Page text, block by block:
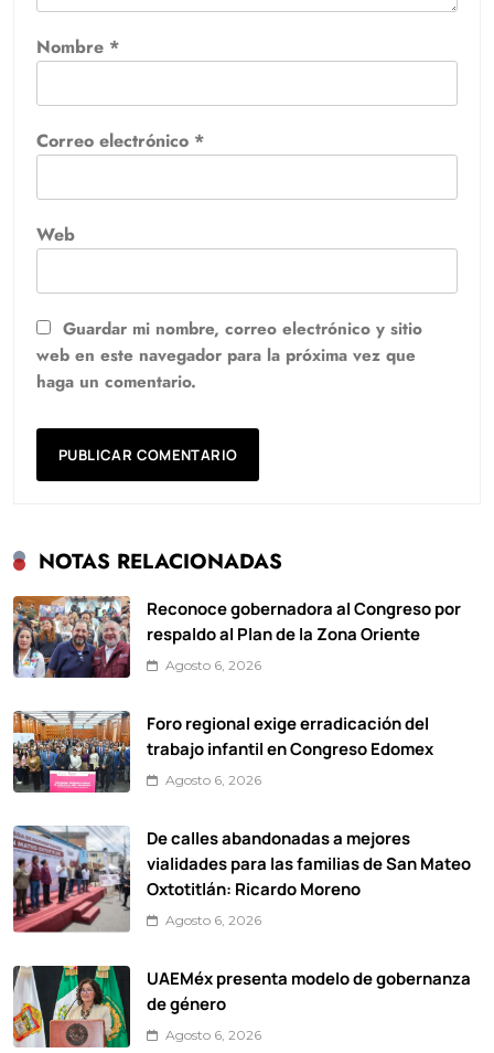
Nombre *
Correo electrónico *
Web
Guardar mi nombre, correo electrónico y sitio
web en este navegador para la próxima vez que
haga un comentario.
NOTAS RELACIONADAS
Reconoce gobernadora al Congreso por
respaldo al Plan de la Zona Oriente
Agosto 6, 2026
Foro regional exige erradicación del
trabajo infantil en Congreso Edomex
Agosto 6, 2026
De calles abandonadas a mejores
vialidades para las familias de San Mateo
Oxtotitlán: Ricardo Moreno
Agosto 6, 2026
UAEMéx presenta modelo de gobernanza
de género
Agosto 6, 2026